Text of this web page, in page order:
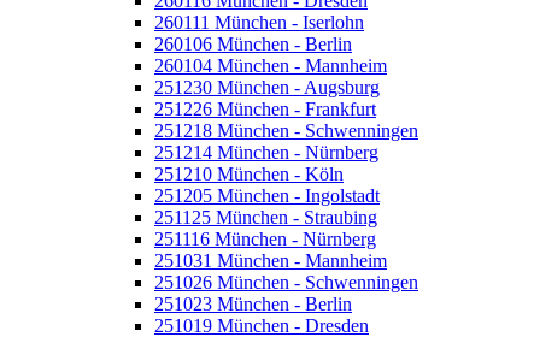
260111 München - Iserlohn
260106 München - Berlin
260104 München - Mannheim
251230 München - Augsburg
251226 München - Frankfurt
251218 München - Schwenningen
251214 München - Nürnberg
251210 München - Köln
251205 München - Ingolstadt
251125 München - Straubing
251116 München - Nürnberg
251031 München - Mannheim
251026 München - Schwenningen
251023 München - Berlin
251019 München - Dresden